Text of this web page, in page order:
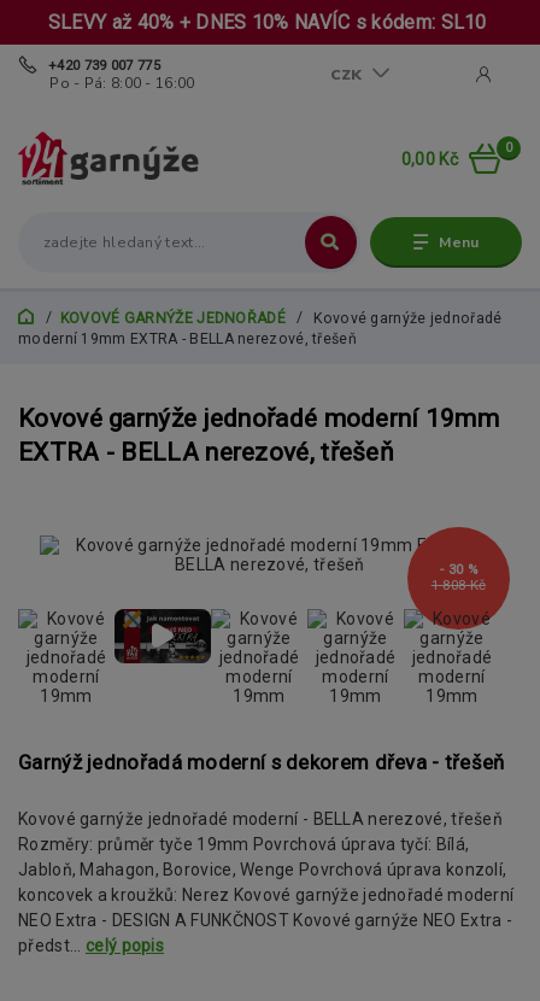
SLEVY až 40% + DNES 10% NAVÍC s kódem: SL10
Menu
CZK
+420 739 007 775
Po - Pá: 8:00 - 16:00
0
0,00 Kč
KOVOVÉ GARNÝŽE JEDNOŘADÉ
Kovové garnýže jednořadé
moderní 19mm EXTRA - BELLA nerezové, třešeň
Kovové garnýže jednořadé moderní 19mm
EXTRA - BELLA nerezové, třešeň
1 808 Kč
- 30 %
Garnýž jednořadá moderní s dekorem dřeva - třešeň
Kovové garnýže jednořadé moderní - BELLA nerezové, třešeň
Rozměry: průměr tyče 19mm Povrchová úprava tyčí: Bílá,
Jabloň, Mahagon, Borovice, Wenge Povrchová úprava konzolí,
koncovek a kroužků: Nerez Kovové garnýže jednořadé moderní
NEO Extra - DESIGN A FUNKČNOST Kovové garnýže NEO Extra -
předst... celý popis